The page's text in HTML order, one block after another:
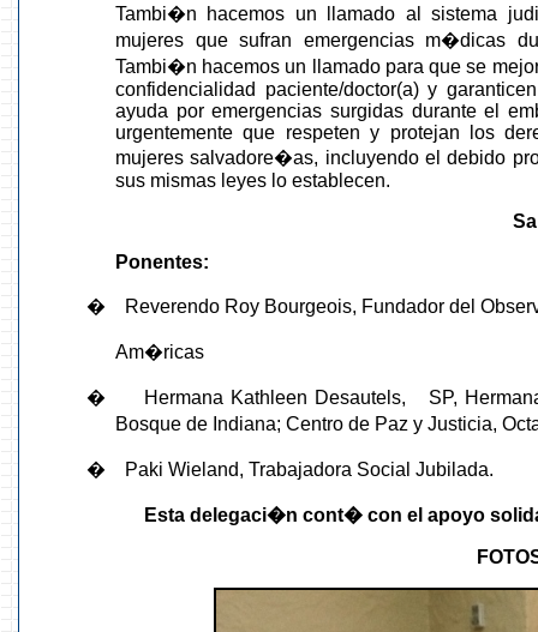
Tambi�n hacemos un llamado al sistema
mujeres que sufran emergencias m�dicas
Tambi�n hacemos un llamado para que se
confidencialidad paciente/doctor(a) y
ayuda por emergencias surgidas durante el
urgentemente que respeten y protejan los
mujeres salvadore�as, incluyendo el debido
sus mismas leyes lo establecen.
Ponentes:
� Reverendo Roy Bourgeois, Fundador del
Am�ricas
� Hermana Kathleen Desautels,
SP,
Bosque de Indiana; Centro de Paz y Justicia,
� Paki Wieland, Trabajadora Social Jubilada.
Esta delegaci�n cont� con el apoyo